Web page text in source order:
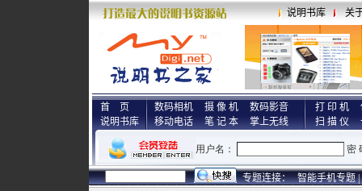
说明书库 关
首 页
说明书库
数码相机 摄 像 机
数码影音
移动电话
笔 记 本 掌上无线
打 印 机
扫 描 仪
专题连接： 智能手机专题 |